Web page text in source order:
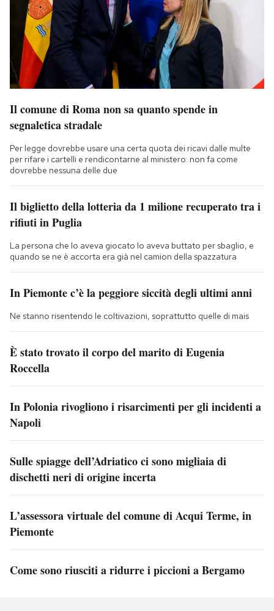
Il comune di Roma non sa quanto spende in
segnaletica stradale
Per legge dovrebbe usare una certa quota dei ricavi dalle multe
per rifare i cartelli e rendicontarne al ministero: non fa come
dovrebbe nessuna delle due
Il biglietto della lotteria da 1 milione recuperato tra i
rifiuti in Puglia
La persona che lo aveva giocato lo aveva buttato per sbaglio, e
quando se ne è accorta era già nel camion della spazzatura
In Piemonte c’è la peggiore siccità degli ultimi anni
Ne stanno risentendo le coltivazioni, soprattutto quelle di mais
È stato trovato il corpo del marito di Eugenia
Roccella
In Polonia rivogliono i risarcimenti per gli incidenti a
Napoli
Sulle spiagge dell’Adriatico ci sono migliaia di
dischetti neri di origine incerta
L’assessora virtuale del comune di Acqui Terme, in
Piemonte
Come sono riusciti a ridurre i piccioni a Bergamo